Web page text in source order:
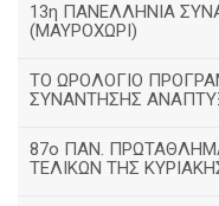
13η ΠΑΝΕΛΛΗΝΙΑ
(ΜΑΥΡΟΧΩΡΙ)
ΤΟ ΩΡΟΛΟΓΙΟ
ΣΥΝΑΝΤΗΣΗΣ
87ο ΠΑΝ.
ΤΕΛΙΚΩΝ ΤΗΣ